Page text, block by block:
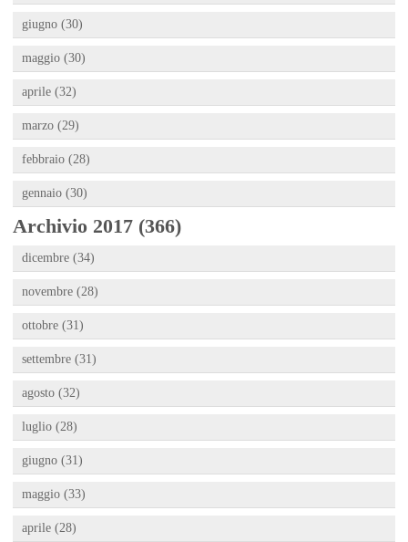
giugno (30)
maggio (30)
aprile (32)
marzo (29)
febbraio (28)
gennaio (30)
Archivio 2017 (366)
dicembre (34)
novembre (28)
ottobre (31)
settembre (31)
agosto (32)
luglio (28)
giugno (31)
maggio (33)
aprile (28)